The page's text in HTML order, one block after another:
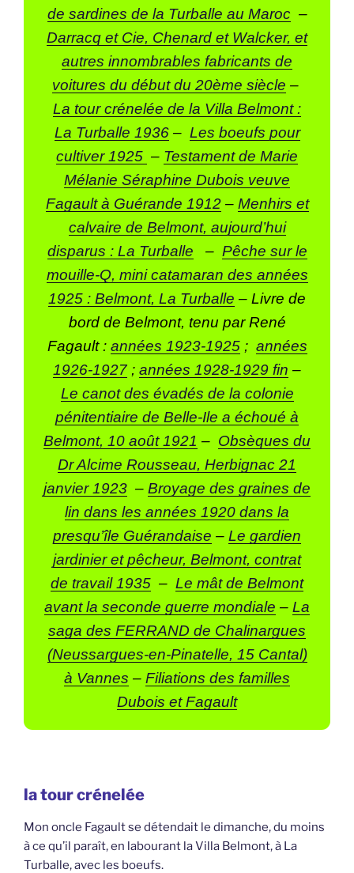
de sardines de la Turballe au Maroc–
Darracq et Cie, Chenard et Walcker, et
autres innombrables fabricants de
voitures du début du 20ème siècle –
La tour crénelée de la Villa Belmont :
La Turballe 1936– Les boeufs pour
cultiver 1925 – Testament de Marie
Mélanie Séraphine Dubois veuve
Fagault à Guérande 1912– Menhirs et
calvaire de Belmont, aujourd’hui
disparus : La Turballe – Pêche sur le
mouille-Q, mini catamaran des années
1925 : Belmont, La Turballe – Livre de
bord de Belmont, tenu par René
Fagault : années 1923-1925; années
1926-1927 ; années 1928-1929 fin –
Le canot des évadés de la colonie
pénitentiaire de Belle-Ile a échoué à
Belmont, 10 août 1921 – Obsèques du
Dr Alcime Rousseau, Herbignac 21
janvier 1923 – Broyage des graines de
lin dans les années 1920 dans la
presqu’île Guérandaise – Le gardien
jardinier et pêcheur, Belmont, contrat
de travail 1935 – Le mât de Belmont
avant la seconde guerre mondiale – La
saga des FERRAND de Chalinargues
(Neussargues-en-Pinatelle, 15 Cantal)
à Vannes – Filiations des familles
Dubois et Fagault
la tour crénelée
Mon oncle Fagault se détendait le dimanche, du moins
à ce qu’il paraît, en labourant la Villa Belmont, à La
Turballe, avec les boeufs.